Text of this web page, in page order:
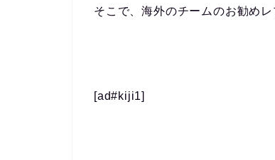
そこで、海外のチームのお勧め
[ad#kiji1]